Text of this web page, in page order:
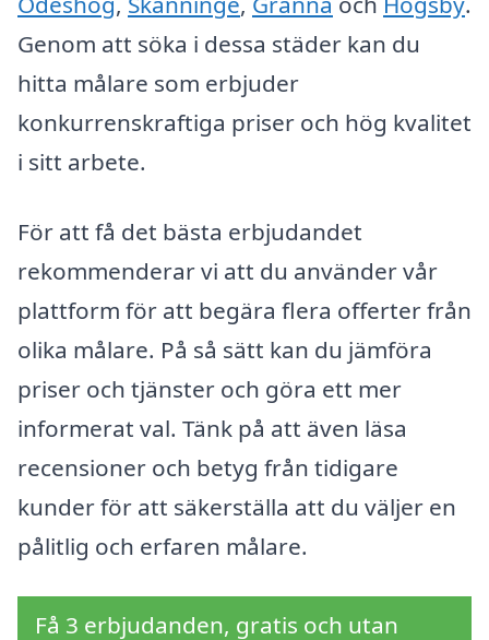
Genom att söka i dessa städer kan du
hitta målare som erbjuder
konkurrenskraftiga priser och hög kvalitet
i sitt arbete.
För att få det bästa erbjudandet
rekommenderar vi att du använder vår
plattform för att begära flera offerter från
olika målare. På så sätt kan du jämföra
priser och tjänster och göra ett mer
informerat val. Tänk på att även läsa
recensioner och betyg från tidigare
kunder för att säkerställa att du väljer en
pålitlig och erfaren målare.
Få 3 erbjudanden, gratis och utan